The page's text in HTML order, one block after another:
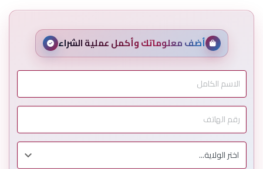
أضف معلوماتك وأكمل عملية الشراء